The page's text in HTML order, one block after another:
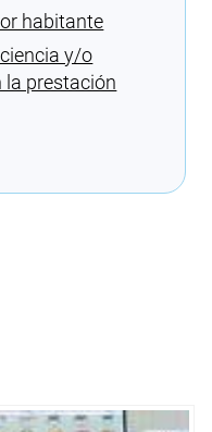
habitante
y/o
la prestación